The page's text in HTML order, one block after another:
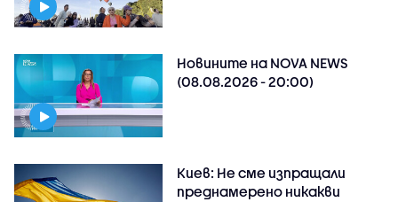
Новините на NOVA NEWS
(08.08.2026 - 20:00)
Киев: Не сме изпращали
преднамерено никакви